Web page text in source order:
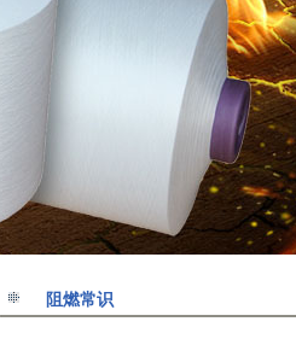
阻燃常识